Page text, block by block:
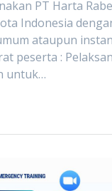
PT Harta
Indonesia
ataupun
peserta :
untuk…